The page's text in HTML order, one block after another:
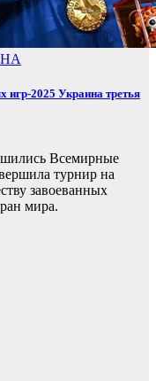
игр-2025 Украина третья
Всемирные
турнир на
завоеванных
мира.